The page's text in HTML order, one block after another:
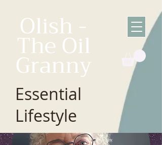
Olish -
The Oil
Granny
Essential
Lifestyle